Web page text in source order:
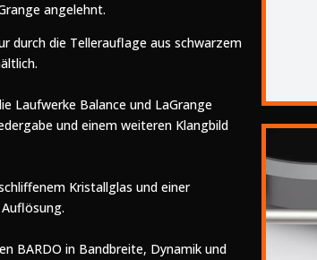
angelehnt.
durch die Tellerauflage aus schwarzem
Laufwerke Balance und LaGrange
und einem weiteren Klangbild
Kristallglas und einer
BARDO in Bandbreite, Dynamik und